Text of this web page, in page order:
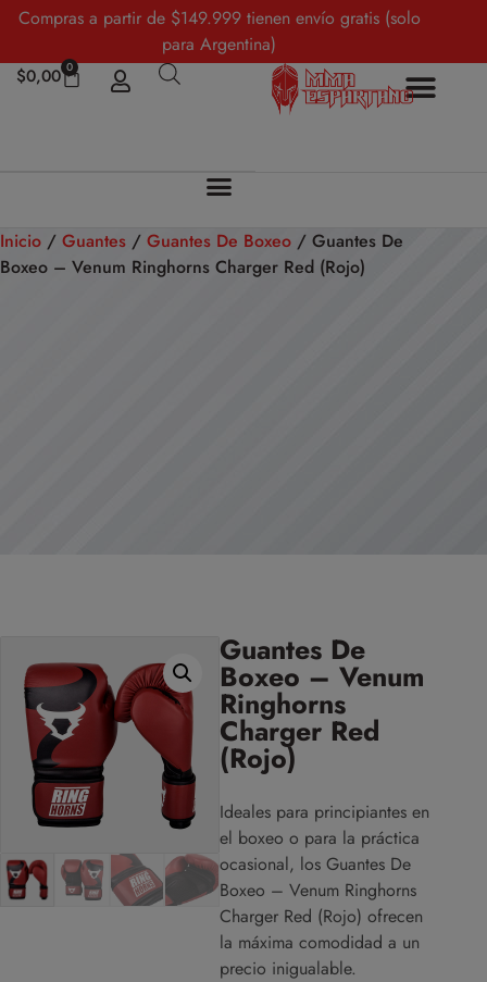
Compras a partir de $149.999 tienen envío gratis (solo
para Argentina)
$0,00 0
Inicio / Guantes / Guantes De Boxeo / Guantes De
Boxeo – Venum Ringhorns Charger Red (Rojo)
Guantes De
Boxeo – Venum
Ringhorns
Charger Red
(Rojo)
Ideales para principiantes en
el boxeo o para la práctica
ocasional, los Guantes De
Boxeo – Venum Ringhorns
Charger Red (Rojo) ofrecen
la máxima comodidad a un
precio inigualable.